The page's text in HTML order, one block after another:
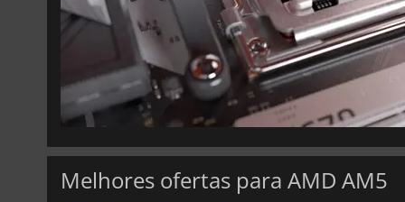
21.00€
PRIME B650M-K
Melhores ofertas para AMD AM5